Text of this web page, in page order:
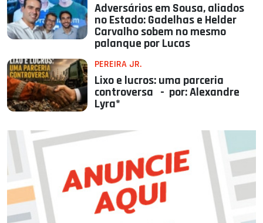
Adversários em Sousa, aliados
no Estado: Gadelhas e Helder
Carvalho sobem no mesmo
palanque por Lucas
PEREIRA JR.
Lixo e lucros: uma parceria
controversa - por: Alexandre
Lyra*